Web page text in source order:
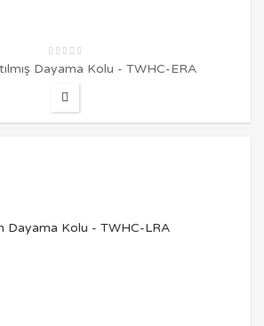
Dayama Kolu - TWHC-ERA